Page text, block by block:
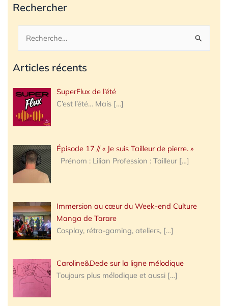
Rechercher
Rechercher :
Articles récents
SuperFlux de l’été
C’est l’été… Mais […]
Épisode 17 // « Je suis Tailleur de pierre. »
Prénom : Lilian Profession : Tailleur […]
Immersion au cœur du Week-end Culture
Manga de Tarare
Cosplay, rétro-gaming, ateliers, […]
Caroline&Dede sur la ligne mélodique
Toujours plus mélodique et aussi […]